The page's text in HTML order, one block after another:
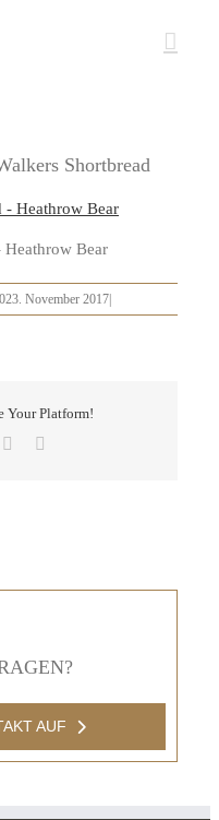
Shortbread
Heathrow Bear
23. November 2017
Your Platform!
Pinterest
AUF